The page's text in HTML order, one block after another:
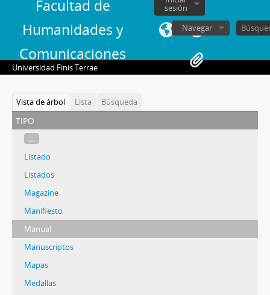
Facultad de
Humanidades y
Comunicaciones
sesión
Navegar
Universidad Finis Terrae
Vista de árbol Lista Búsqueda
tipo
...
Listado
Listados
Magazine
Manifiesto
Manual
Manuscriptos
Mapas
Medallas